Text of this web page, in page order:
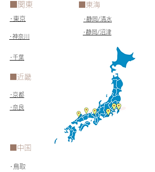
​■関東 ​■東海
​･東京 ･​静岡/清水
​･神奈川
･​静岡/沼津
​･千葉
​■近畿
​･京都
​･奈良
​■中国
​･鳥取